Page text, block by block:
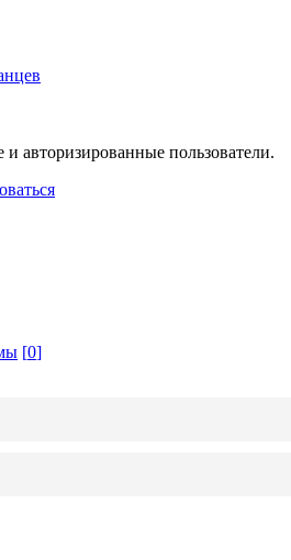
авторизированные пользователи.
[0]